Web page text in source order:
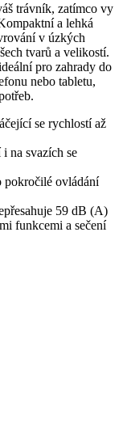
trávník, zatímco vy
a lehká
v úzkých
tvarů a velikostí.
pro zahrady do
nebo tabletu,
se rychlostí až
na svazích se
ovládání
59 dB (A)
funkcemi a sečení